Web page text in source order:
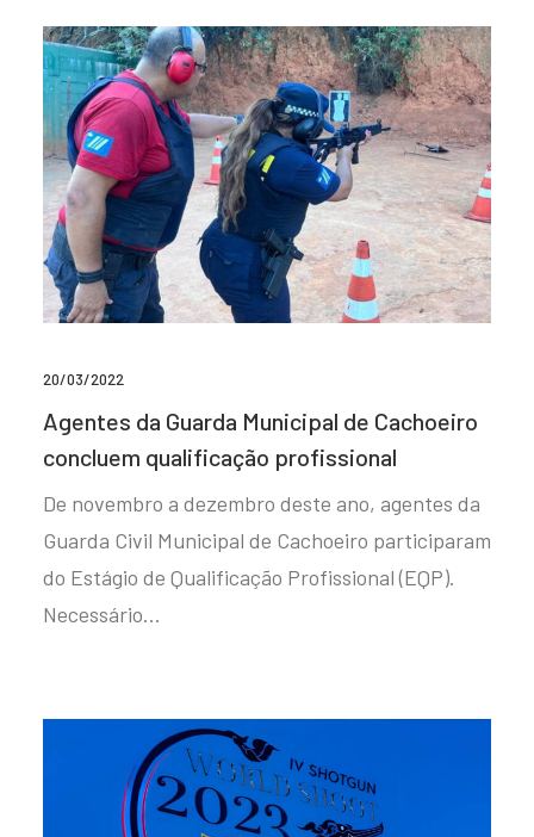
20/03/2022
Agentes da Guarda Municipal de Cachoeiro
concluem qualificação profissional
De novembro a dezembro deste ano, agentes da
Guarda Civil Municipal de Cachoeiro participaram
do Estágio de Qualificação Profissional (EQP).
Necessário…